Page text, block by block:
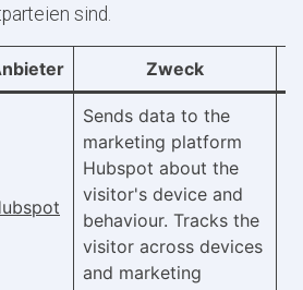
sind.
Zweck
Sends data to the
marketing platform
Hubspot about the
visitor's device and
behaviour. Tracks the
visitor across devices
and marketing